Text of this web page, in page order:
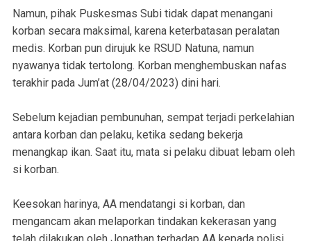
Namun, pihak Puskesmas Subi tidak dapat menangani
korban secara maksimal, karena keterbatasan peralatan
medis. Korban pun dirujuk ke RSUD Natuna, namun
nyawanya tidak tertolong. Korban menghembuskan nafas
terakhir pada Jum’at (28/04/2023) dini hari.
Sebelum kejadian pembunuhan, sempat terjadi perkelahian
antara korban dan pelaku, ketika sedang bekerja
menangkap ikan. Saat itu, mata si pelaku dibuat lebam oleh
si korban.
Keesokan harinya, AA mendatangi si korban, dan
mengancam akan melaporkan tindakan kekerasan yang